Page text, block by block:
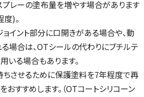
レーの塗布量を増やす場合があります
)。
イント部分に口開きがある場合や、動
場合は、OTシールの代わりにブチルテ
いる場合もあります。
させるために保護塗料を7年程度で再
おすすめします。（OTコートシリコーン